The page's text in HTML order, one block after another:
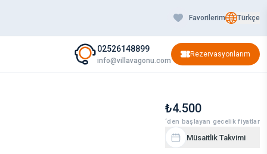
Favorilerim Türkçe
02526148899
info@villavagonu.com
Rezervasyonlarım
₺4.500
‘den başlayan gecelik fiyatlar
Müsaitlik Takvimi